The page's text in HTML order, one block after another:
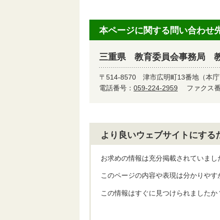
本ページに関する問い合わせ
三重県 教育委員会事務局
〒514-8570 津市広明町13番地（本庁
電話番号： 059-224-2959 ファクス
より良いウェブサイトにす
お求めの情報は充分掲載されていまし
このページの内容や表現は分かりやす
この情報はすぐに見つけられましたか